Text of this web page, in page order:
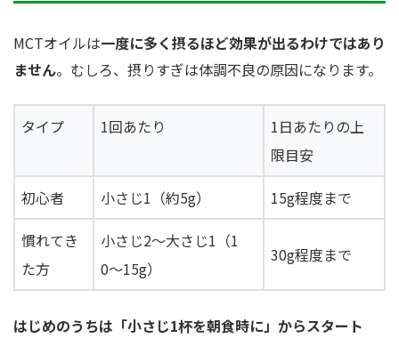
MCTオイルは一度に多く摂るほど効果が出るわけではあり
ません。むしろ、摂りすぎは体調不良の原因になります。
タイプ 1回あたり
1日あたりの上
限目安
初心者
小さじ1（約5g）
15g程度まで
慣れてき
た方
小さじ2〜大さじ1（1
0〜15g）
30g程度まで
はじめのうちは「小さじ1杯を朝食時に」からスタート